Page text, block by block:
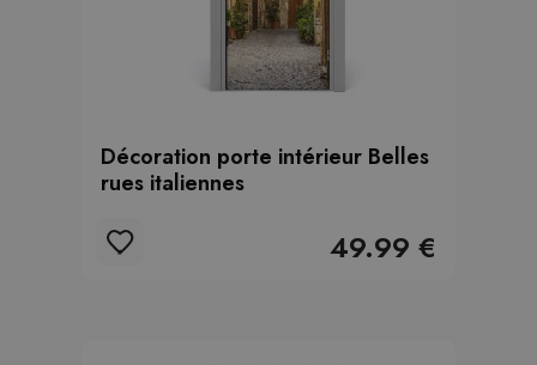
Décoration porte intérieur Belles
rues italiennes
49.99 €